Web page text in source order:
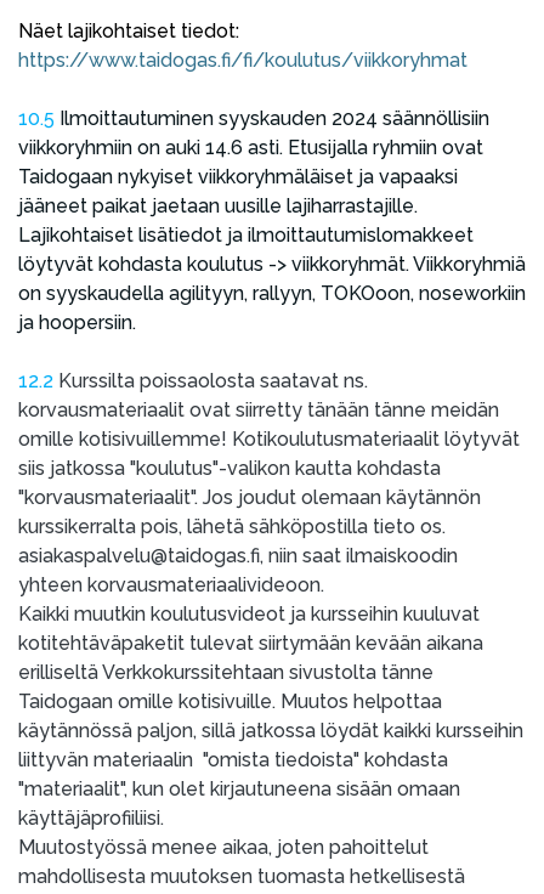
Näet lajikohtaiset tiedot:
https://www.taidogas.fi/fi/koulutus/viikkoryhmat
10.5 Ilmoittautuminen syyskauden 2024 säännöllisiin
viikkoryhmiin on auki 14.6 asti. Etusijalla ryhmiin ovat
Taidogaan nykyiset viikkoryhmäläiset ja vapaaksi
jääneet paikat jaetaan uusille lajiharrastajille.
Lajikohtaiset lisätiedot ja ilmoittautumislomakkeet
löytyvät kohdasta koulutus -> viikkoryhmät. Viikkoryhmiä
on syyskaudella agilityyn, rallyyn, TOKOoon, noseworkiin
ja hoopersiin.
12.2 Kurssilta poissaolosta saatavat ns.
korvausmateriaalit ovat siirretty tänään tänne meidän
omille kotisivuillemme! Kotikoulutusmateriaalit löytyvät
siis jatkossa "koulutus"-valikon kautta kohdasta
"korvausmateriaalit". Jos joudut olemaan käytännön
kurssikerralta pois, lähetä sähköpostilla tieto os.
asiakaspalvelu@taidogas.fi, niin saat ilmaiskoodin
yhteen korvausmateriaalivideoon.
Kaikki muutkin koulutusvideot ja kursseihin kuuluvat
kotitehtäväpaketit tulevat siirtymään kevään aikana
erilliseltä Verkkokurssitehtaan sivustolta tänne
Taidogaan omille kotisivuille. Muutos helpottaa
käytännössä paljon, sillä jatkossa löydät kaikki kursseihin
liittyvän materiaalin "omista tiedoista" kohdasta
"materiaalit", kun olet kirjautuneena sisään omaan
käyttäjäprofiiliisi.
Muutostyössä menee aikaa, joten pahoittelut
mahdollisesta muutoksen tuomasta hetkellisestä